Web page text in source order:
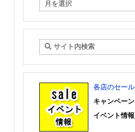
ー
イ
各店のセール
キャンペーン
イベント情報